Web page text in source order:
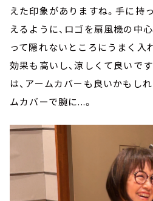
えた印象がありますね。手に持
えるように、ロゴを扇風機の中
って隠れないところにうまく入
効果も高いし、涼しくて良いで
は、アームカバーも良いかもし
ムカバーで腕に...。